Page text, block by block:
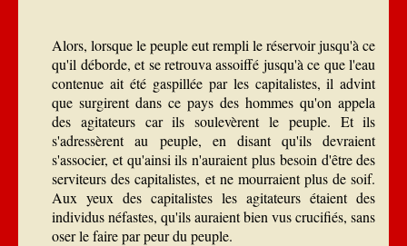
Alors, lorsque le peuple eut rempli le réservoir jusqu'à ce
qu'il déborde, et se retrouva assoiffé jusqu'à ce que l'eau
contenue ait été gaspillée par les capitalistes, il advint
que surgirent dans ce pays des hommes qu'on appela
des agitateurs car ils soulevèrent le peuple. Et ils
s'adressèrent au peuple, en disant qu'ils devraient
s'associer, et qu'ainsi ils n'auraient plus besoin d'être des
serviteurs des capitalistes, et ne mourraient plus de soif.
Aux yeux des capitalistes les agitateurs étaient des
individus néfastes, qu'ils auraient bien vus crucifiés, sans
oser le faire par peur du peuple.